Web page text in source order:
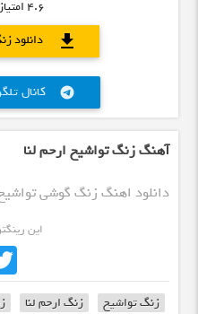
4.6
دانلود
download
کانال telegram
آهنگ زنگ تواشیح ارحم لنا
دانلود اهنگ زنگ گوشی تواشیح
این
زنگ تواشیح زنگ ارحم لنا